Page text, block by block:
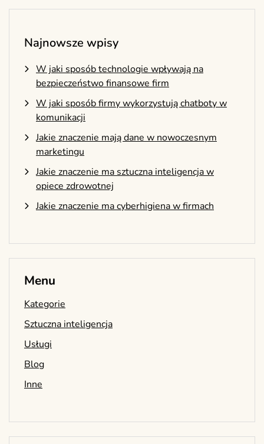
Najnowsze wpisy
W jaki sposób technologie wpływają na
bezpieczeństwo finansowe firm
W jaki sposób firmy wykorzystują chatboty w
komunikacji
Jakie znaczenie mają dane w nowoczesnym
marketingu
Jakie znaczenie ma sztuczna inteligencja w
opiece zdrowotnej
Jakie znaczenie ma cyberhigiena w firmach
Menu
Kategorie
Sztuczna inteligencja
Usługi
Blog
Inne